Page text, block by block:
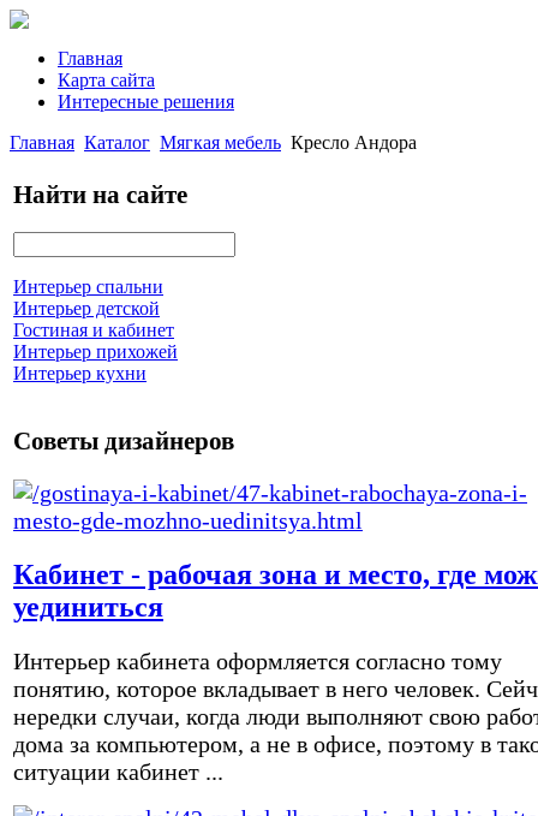
Главная
Карта сайта
Интересные решения
Главная Каталог Мягкая мебель Кресло Андора
Найти на сайте
Интерьер спальни
Интерьер детской
Гостиная и кабинет
Интерьер прихожей
Интерьер кухни
Советы дизайнеров
Кабинет - рабочая зона и место, где
уединиться
Интерьер кабинета оформляется согласно тому
понятию, которое вкладывает в него человек.
нередки случаи, когда люди выполняют свою
дома за компьютером, а не в офисе, поэтому в
ситуации кабинет ...